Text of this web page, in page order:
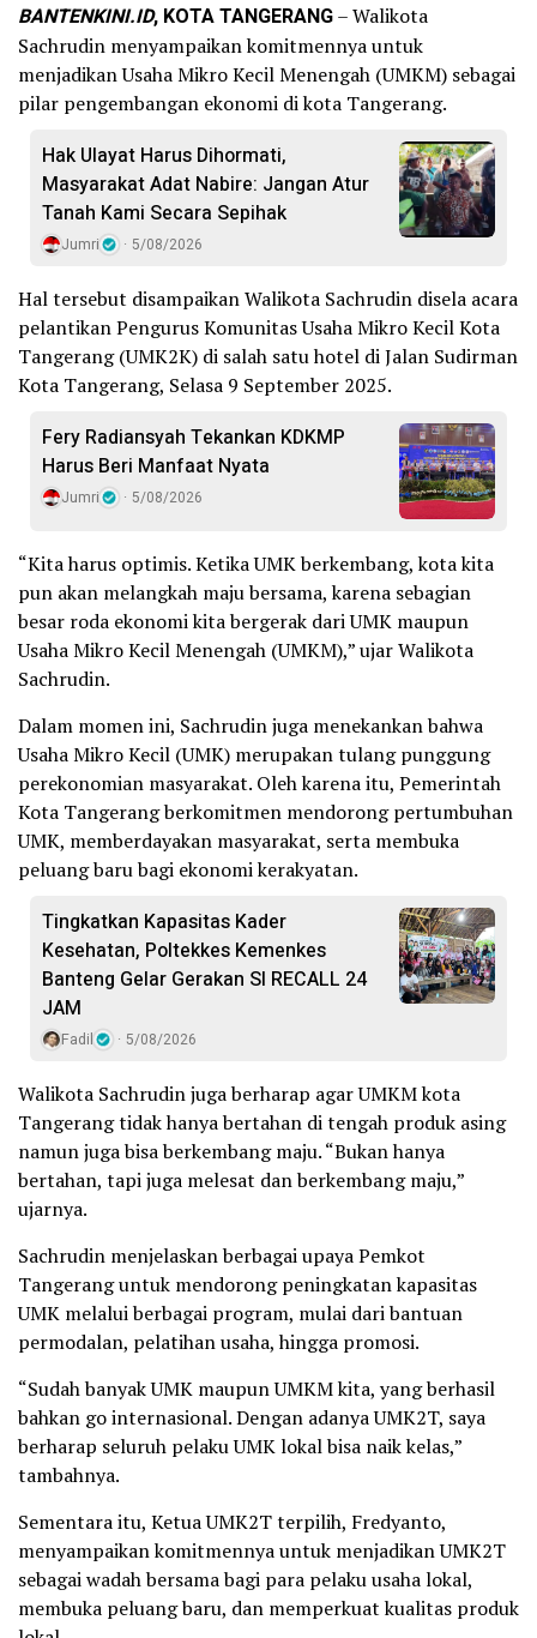
BANTENKINI.ID, KOTA TANGERANG– Walikota
Sachrudin menyampaikan komitmennya untuk
menjadikan Usaha Mikro Kecil Menengah (UMKM) sebagai
pilar pengembangan ekonomi di kota Tangerang.
Hak Ulayat Harus Dihormati,
Masyarakat Adat Nabire: Jangan Atur
Tanah Kami Secara Sepihak
Jumri 5/08/2026
Hal tersebut disampaikan Walikota Sachrudin disela acara
pelantikan Pengurus Komunitas Usaha Mikro Kecil Kota
Tangerang (UMK2K) di salah satu hotel di Jalan Sudirman
Kota Tangerang, Selasa 9 September 2025.
Fery Radiansyah Tekankan KDKMP
Harus Beri Manfaat Nyata
Jumri 5/08/2026
“Kita harus optimis. Ketika UMK berkembang, kota kita
pun akan melangkah maju bersama, karena sebagian
besar roda ekonomi kita bergerak dari UMK maupun
Usaha Mikro Kecil Menengah (UMKM),” ujar Walikota
Sachrudin.
Dalam momen ini, Sachrudin juga menekankan bahwa
Usaha Mikro Kecil (UMK) merupakan tulang punggung
perekonomian masyarakat. Oleh karena itu, Pemerintah
Kota Tangerang berkomitmen mendorong pertumbuhan
UMK, memberdayakan masyarakat, serta membuka
peluang baru bagi ekonomi kerakyatan.
Tingkatkan Kapasitas Kader
Kesehatan, Poltekkes Kemenkes
Banteng Gelar Gerakan SI RECALL 24
JAM
Fadil 5/08/2026
Walikota Sachrudin juga berharap agar UMKM kota
Tangerang tidak hanya bertahan di tengah produk asing
namun juga bisa berkembang maju. “Bukan hanya
bertahan, tapi juga melesat dan berkembang maju,”
ujarnya.
Sachrudin menjelaskan berbagai upaya Pemkot
Tangerang untuk mendorong peningkatan kapasitas
UMK melalui berbagai program, mulai dari bantuan
permodalan, pelatihan usaha, hingga promosi.
“Sudah banyak UMK maupun UMKM kita, yang berhasil
bahkan go internasional. Dengan adanya UMK2T, saya
berharap seluruh pelaku UMK lokal bisa naik kelas,”
tambahnya.
Sementara itu, Ketua UMK2T terpilih, Fredyanto,
menyampaikan komitmennya untuk menjadikan UMK2T
sebagai wadah bersama bagi para pelaku usaha lokal,
membuka peluang baru, dan memperkuat kualitas produk